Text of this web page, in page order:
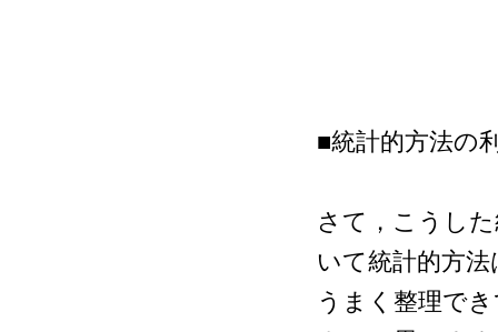
■統計的方法の
さて，こうし
いて統計的方
うまく整理で